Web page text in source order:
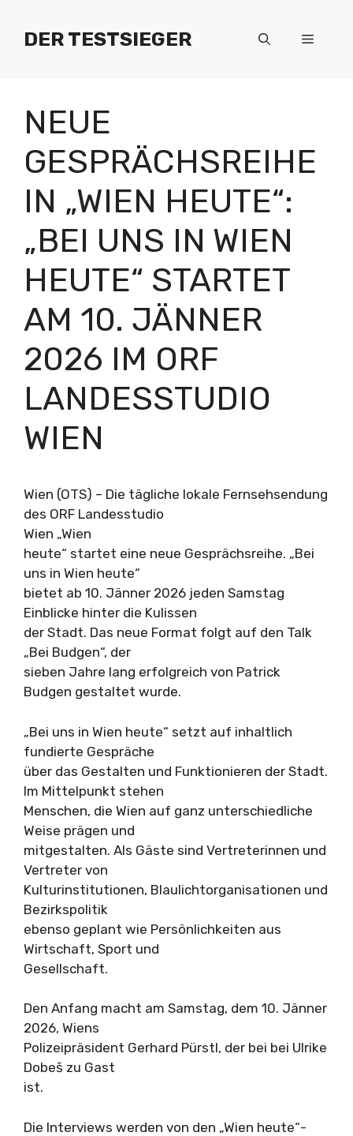
Inhalt
springenDER TESTSIEGER Menü
NEUE
GESPRÄCHSREIHE
IN „WIEN HEUTE“:
„BEI UNS IN WIEN
HEUTE“ STARTET
AM 10. JÄNNER
2026 IM ORF
LANDESSTUDIO
WIEN
Wien (OTS) – Die tägliche lokale Fernsehsendung
des ORF Landesstudio
Wien „Wien
heute“ startet eine neue Gesprächsreihe. „Bei
uns in Wien heute“
bietet ab 10. Jänner 2026 jeden Samstag
Einblicke hinter die Kulissen
der Stadt. Das neue Format folgt auf den Talk
„Bei Budgen“, der
sieben Jahre lang erfolgreich von Patrick
Budgen gestaltet wurde.
„Bei uns in Wien heute“ setzt auf inhaltlich
fundierte Gespräche
über das Gestalten und Funktionieren der Stadt.
Im Mittelpunkt stehen
Menschen, die Wien auf ganz unterschiedliche
Weise prägen und
mitgestalten. Als Gäste sind Vertreterinnen und
Vertreter von
Kulturinstitutionen, Blaulichtorganisationen und
Bezirkspolitik
ebenso geplant wie Persönlichkeiten aus
Wirtschaft, Sport und
Gesellschaft.
Den Anfang macht am Samstag, dem 10. Jänner
2026, Wiens
Polizeipräsident Gerhard Pürstl, der bei bei Ulrike
Dobeš zu Gast
ist.
Die Interviews werden von den „Wien heute“-